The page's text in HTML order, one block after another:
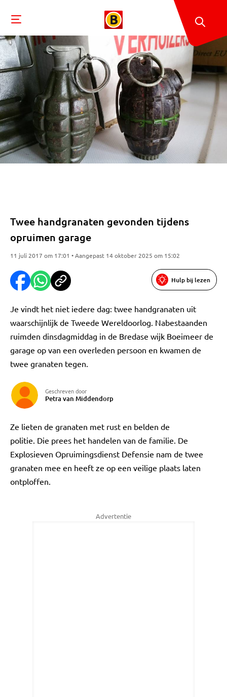
Twee handgranaten gevonden tijdens
opruimen garage
11 juli 2017 om 17:01 • Aangepast 14 oktober 2025 om 15:02
Hulp bij lezen
Je vindt het niet iedere dag: twee handgranaten uit
waarschijnlijk de Tweede Wereldoorlog. Nabestaanden
ruimden dinsdagmiddag in de Bredase wijk Boeimeer de
garage op van een overleden persoon en kwamen de
twee granaten tegen.
Geschreven door
Petra van Middendorp
Ze lieten de granaten met rust en belden de
politie. Die prees het handelen van de familie. De
Explosieven Opruimingsdienst Defensie nam de twee
granaten mee en heeft ze op een veilige plaats laten
ontploffen.
Advertentie